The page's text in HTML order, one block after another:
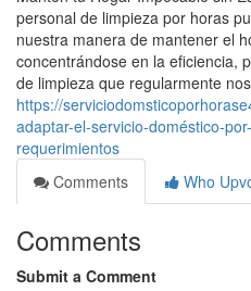
personal de limpieza por horas
nuestra manera de mantener el
concentrándose en la eficiencia,
de limpieza que regularmente
https://
adaptar-el-servicio-doméstico-
requerimientos
Comments
Who
Comments
Submit a Comment